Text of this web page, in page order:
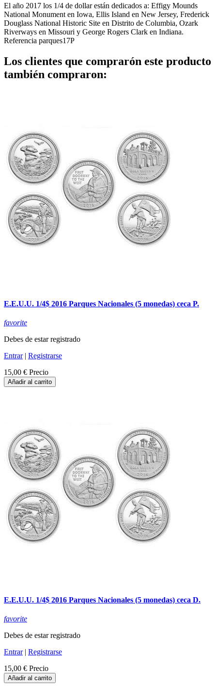
El año 2017 los 1/4 de dollar están dedicados a: Effigy Mounds
National Monument en Iowa, Ellis Island en New Jersey, Frederick
Douglass National Historic Site en Distrito de Columbia, Ozark
Riverways en Missouri y George Rogers Clark en Indiana.
Referencia parques17P
Los clientes que comprarón este producto
también compraron:
E.E.U.U. 1/4$ 2016 Parques Nacionales (5 monedas) ceca P.
favorite
Debes de estar registrado
Entrar| Registrarse
15,00 € Precio
Añadir al carrito
E.E.U.U. 1/4$ 2016 Parques Nacionales (5 monedas) ceca D.
favorite
Debes de estar registrado
Entrar| Registrarse
15,00 € Precio
Añadir al carrito